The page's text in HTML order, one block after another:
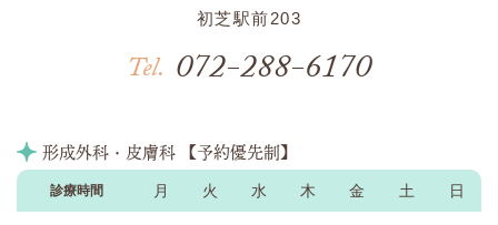
初芝駅前203
Tel. 072-288-6170
形成外科・皮膚科 【予約優先制】
診療時間 月 火 水 木 金 土 日